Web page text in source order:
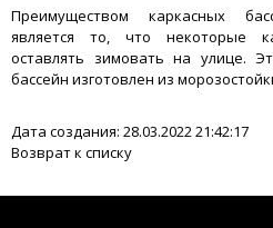
Преимуществом каркасных
является то, что некоторые
оставлять зимовать на улице.
бассейн изготовлен из
Дата создания: 28.03.2022 21:42:17
Возврат к списку